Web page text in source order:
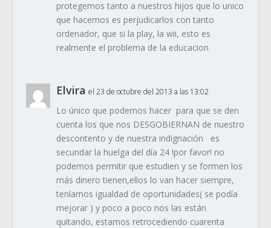
protegemos tanto a nuestros hijos que lo unico
que hacemos es perjudicarlos con tanto
ordenador, que si la play, la wii, esto es
realmente el problema de la educacion
Elvira el 23 de octubre del 2013 a las 13:02
Lo único que podemos hacer para que se den
cuenta los que nos DESGOBIERNAN de nuestro
descontento y de nuestra indignación es
secundar la huelga del día 24 !por favor! no
podemos permitir que estudien y se formen los
más dinero tienen,ellos lo van hacer siempre,
teníamos igualdad de oportunidades( se podía
mejorar ) y poco a poco nos las están
quitando, estamos retrocediendo cuarenta